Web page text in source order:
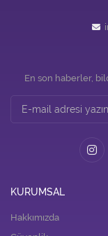
En son haberler,
KURUMSAL
Hakkımızda